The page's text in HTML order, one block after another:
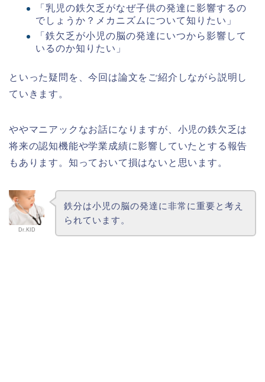
「乳児の鉄欠乏がなぜ子供の発達に影響するの
でしょうか？メカニズムについて知りたい」
「鉄欠乏が小児の脳の発達にいつから影響して
いるのか知りたい」
といった疑問を、今回は論文をご紹介しながら説明し
ていきます。
ややマニアックなお話になりますが、小児の鉄欠乏は
将来の認知機能や学業成績に影響していたとする報告
もあります。知っておいて損はないと思います。
Dr.KID
鉄分は小児の脳の発達に非常に重要と考え
られています。